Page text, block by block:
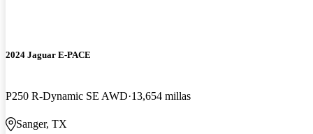
2024 Jaguar E-PACE
P250 R-Dynamic SE AWD 13,654 millas
Sanger, TX